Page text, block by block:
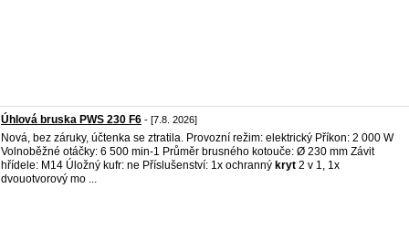
Úhlová bruska PWS 230 F6 - [7.8. 2026]
Nová, bez záruky, účtenka se ztratila. Provozní režim: elektrický Příkon: 2 000 W
Volnoběžné otáčky: 6 500 min-1 Průměr brusného kotouče: Ø 230 mm Závit
hřídele: M14 Úložný kufr: ne Příslušenství: 1x ochranný kryt 2 v 1, 1x
dvouotvorový mo ...